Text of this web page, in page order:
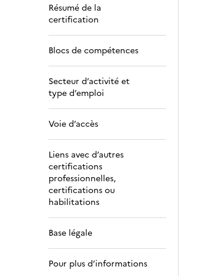
Résumé de la
certification
Blocs de compétences
Secteur d’activité et
type d’emploi
Voie d’accès
Liens avec d’autres
certifications
professionnelles,
certifications ou
habilitations
Base légale
Pour plus d’informations